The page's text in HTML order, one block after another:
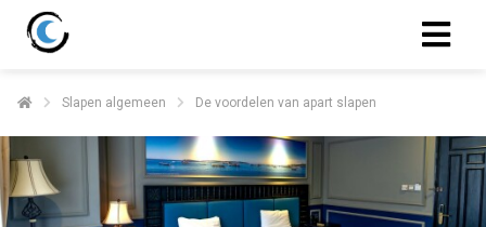
Slapen algemeen De voordelen van apart slapen